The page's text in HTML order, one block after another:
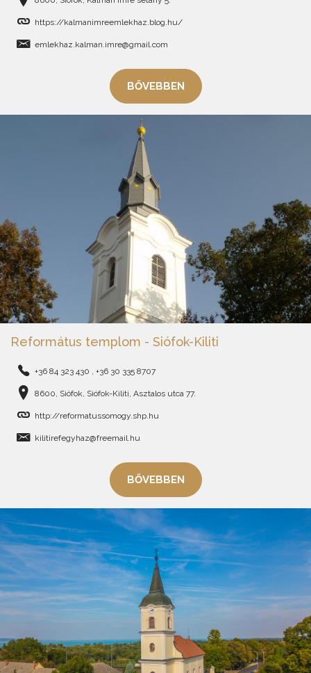
https://kalmanimreemlekhaz.blog.hu/
emlekhaz.kalman.imre@gmail.com
BŐVEBBEN
Református templom - Siófok-Kiliti
+36 84 323 430 , +36 30 335 8707
8600, Siófok, Siófok-Kiliti, Asztalos utca 77.
http://reformatussomogy.shp.hu
kilitirefegyhaz@freemail.hu
BŐVEBBEN